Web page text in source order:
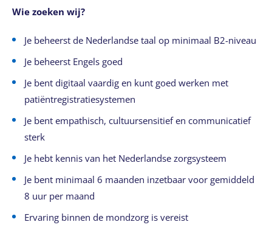
Wie zoeken wij?
Je beheerst de Nederlandse taal op minimaal B2-niveau
Je beheerst Engels goed
Je bent digitaal vaardig en kunt goed werken met
patiëntregistratiesystemen
Je bent empathisch, cultuursensitief en communicatief
sterk
Je hebt kennis van het Nederlandse zorgsysteem
Je bent minimaal 6 maanden inzetbaar voor gemiddeld
8 uur per maand
Ervaring binnen de mondzorg is vereist